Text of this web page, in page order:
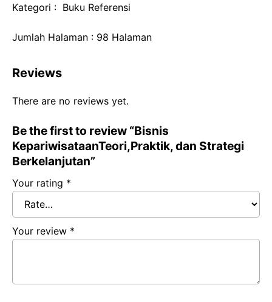
Kategori : Buku Referensi
Jumlah Halaman : 98 Halaman
Reviews
There are no reviews yet.
Be the first to review “Bisnis
KepariwisataanTeori,Praktik, dan Strategi
Berkelanjutan”
Your rating *
Your review *